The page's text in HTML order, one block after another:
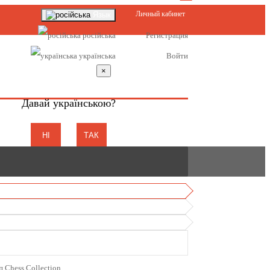
російська
українська
×
Давай українською?
НІ ТАК
Личный кабинет
Регистрация
Войти